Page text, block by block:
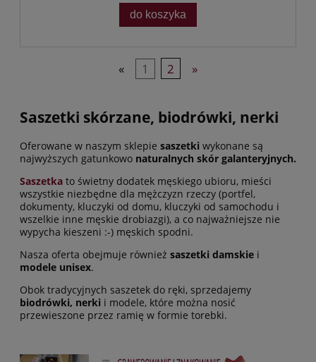
do koszyka
« 1 2 »
Saszetki skórzane, biodrówki, nerki
Oferowane w naszym sklepie saszetki wykonane są
najwyższych gatunkowo naturalnych skór galanteryjnych.
Saszetka to świetny dodatek męskiego ubioru, mieści
wszystkie niezbędne dla mężczyzn rzeczy (portfel,
dokumenty, kluczyki od domu, kluczyki od samochodu i
wszelkie inne męskie drobiazgi), a co najważniejsze nie
wypycha kieszeni :-) męskich spodni.
Nasza oferta obejmuje również saszetki damskie i
modele unisex.
Obok tradycyjnych saszetek do ręki, sprzedajemy
biodrówki, nerki i modele, które można nosić
przewieszone przez ramię w formie torebki.